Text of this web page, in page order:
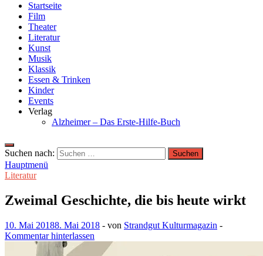
Startseite
Film
Theater
Literatur
Kunst
Musik
Klassik
Essen & Trinken
Kinder
Events
Verlag
Alzheimer – Das Erste-Hilfe-Buch
Suchen nach:
Hauptmenü
Literatur
Zweimal Geschichte, die bis heute wirkt
10. Mai 20188. Mai 2018 - von Strandgut Kulturmagazin -
Kommentar hinterlassen